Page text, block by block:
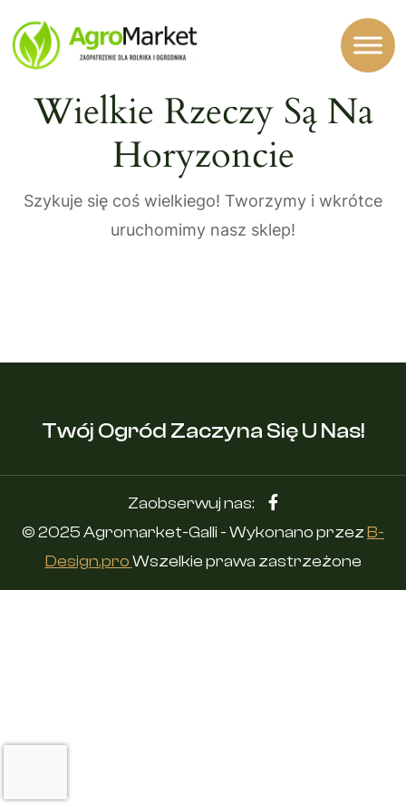
Wielkie Rzeczy Są Na
Horyzoncie
Szykuje się coś wielkiego! Tworzymy i wkrótce
uruchomimy nasz sklep!
Twój Ogród Zaczyna Się U Nas!
© 2025 Agromarket-Galli - Wykonano przezB-
Design.proWszelkie prawa zastrzeżone
Zaobserwuj nas: